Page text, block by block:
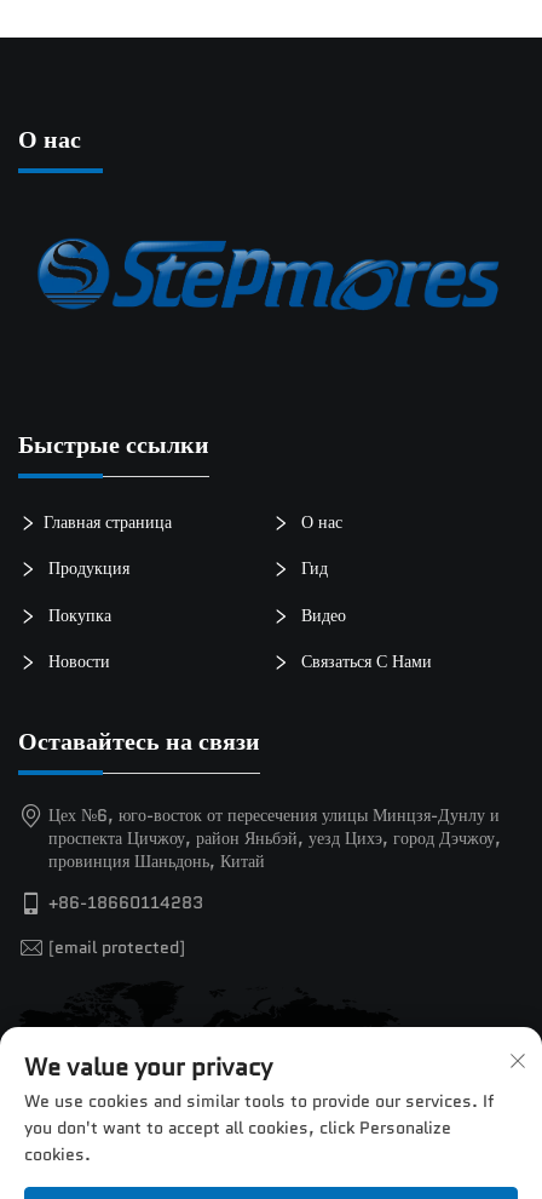
О нас
Быстрые ссылки
Главная страница
О нас
Продукция
Гид
Покупка
Видео
Новости
Связаться С Нами
Оставайтесь на связи
Цех №6, юго-восток от пересечения улицы Минцзя-Дунлу и
проспекта Цичжоу, район Яньбэй, уезд Цихэ, город Дэчжоу,
провинция Шаньдонь, Китай
+86-18660114283
[email protected]
We value your privacy
We use cookies and similar tools to provide our services. If
you don't want to accept all cookies, click Personalize
cookies.